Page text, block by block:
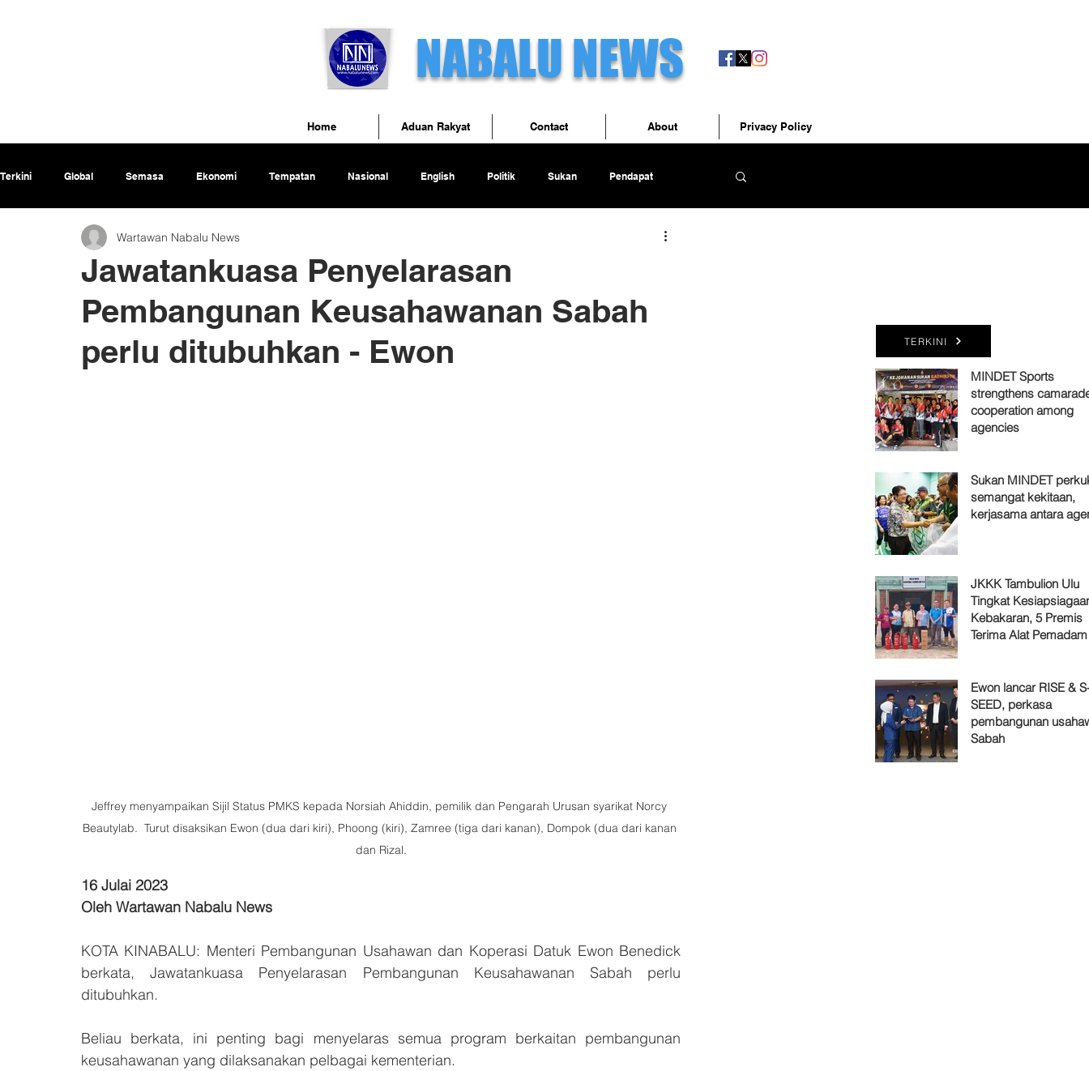
NABALU NEWS
Terkini Global Semasa Ekonomi Tempatan Nasional English Politik Sukan Pendapat
Jawatankuasa Penyelarasan
Pembangunan Keusahawanan Sabah
perlu ditubuhkan - Ewon
Wartawan Nabalu News
Jeffrey menyampaikan Sijil Status PMKS kepada Norsiah Ahiddin, pemilik dan Pengarah Urusan syarikat Norcy
Beautylab.  Turut disaksikan Ewon (dua dari kiri), Phoong (kiri), Zamree (tiga dari kanan), Dompok (dua dari kanan
dan Rizal.
16 Julai 2023
Oleh Wartawan Nabalu News
KOTA KINABALU: Menteri Pembangunan Usahawan dan Koperasi Datuk Ewon Benedick
berkata, Jawatankuasa Penyelarasan Pembangunan Keusahawanan Sabah perlu
ditubuhkan.
Beliau berkata, ini penting bagi menyelaras semua program berkaitan pembangunan
keusahawanan yang dilaksanakan pelbagai kementerian.
TERKINI
MINDET Sports
strengthens
cooperation among
agencies
Sukan MINDET
semangat kekitaan,
kerjasama antara
JKKK Tambulion Ulu
Tingkat
Kebakaran, 5 Premis
Terima Alat
Ewon lancar RISE &
SEED, perkasa
pembangunan
Sabah
Home Aduan Rakyat Contact About Privacy Policy